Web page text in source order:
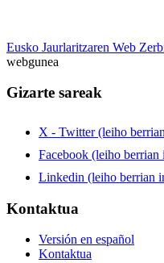
Eusko Jaurlaritzaren Web
webgunea
Gizarte sareak
X - Twitter (leiho
Facebook (leiho berrian
Linkedin (leiho berrian
Kontaktua
Versión en español
Kontaktua